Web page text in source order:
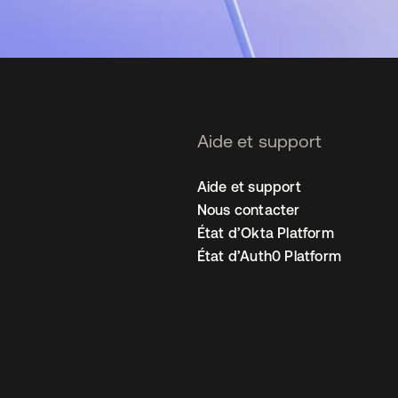
Aide et support
Aide et support
Nous contacter
État d’Okta Platform
État d’Auth0 Platform